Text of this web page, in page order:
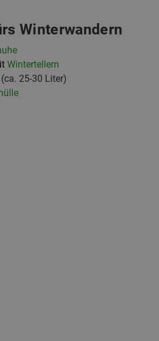
Winterwandern
Wintertellern
(ca. 25-30 Liter)